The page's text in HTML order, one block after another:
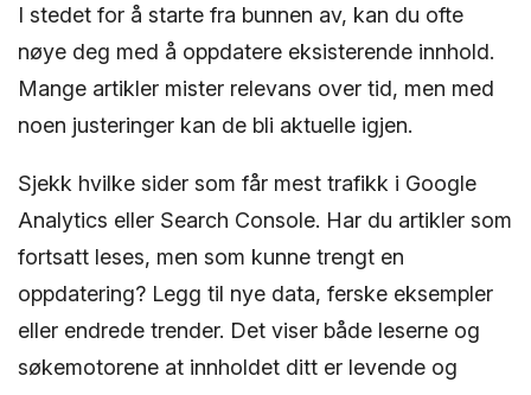
I stedet for å starte fra bunnen av, kan du ofte
nøye deg med å oppdatere eksisterende innhold.
Mange artikler mister relevans over tid, men med
noen justeringer kan de bli aktuelle igjen.
Sjekk hvilke sider som får mest trafikk i Google
Analytics eller Search Console. Har du artikler som
fortsatt leses, men som kunne trengt en
oppdatering? Legg til nye data, ferske eksempler
eller endrede trender. Det viser både leserne og
søkemotorene at innholdet ditt er levende og